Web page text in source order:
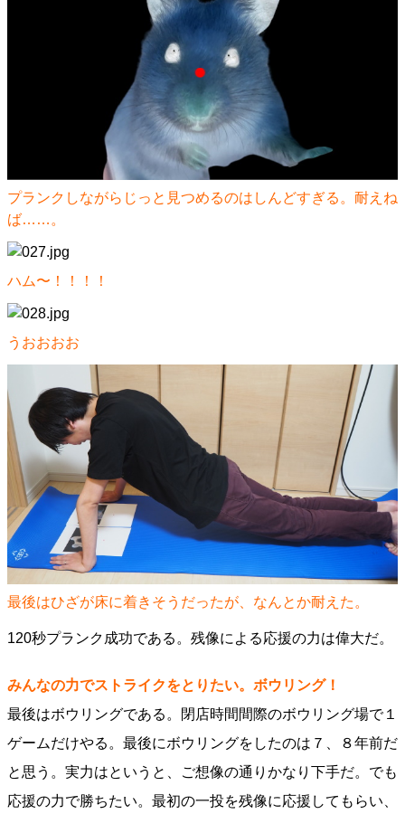
プランクしながらじっと見つめるのはしんどすぎる。耐えね
ば……。
ハム〜！！！！
うおおおお
最後はひざが床に着きそうだったが、なんとか耐えた。
120秒プランク成功である。残像による応援の力は偉大だ。
みんなの力でストライクをとりたい。ボウリング！
最後はボウリングである。閉店時間間際のボウリング場で１
ゲームだけやる。最後にボウリングをしたのは７、８年前だ
と思う。実力はというと、ご想像の通りかなり下手だ。でも
応援の力で勝ちたい。最初の一投を残像に応援してもらい、